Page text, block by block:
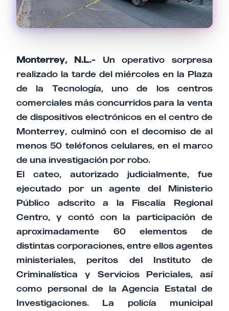
Monterrey, N.L.-Un operativo sorpresa
realizado la tarde del miércoles en la Plaza
de la Tecnología, uno de los centros
comerciales más concurridos para la venta
de dispositivos electrónicos en el centro de
Monterrey, culminó con el decomiso de al
menos 50 teléfonos celulares, en el marco
de una investigación por robo.
El cateo, autorizado judicialmente, fue
ejecutado por un agente del Ministerio
Público adscrito a la Fiscalía Regional
Centro, y contó con la participación de
aproximadamente 60 elementos de
distintas corporaciones, entre ellos agentes
ministeriales, peritos del Instituto de
Criminalística y Servicios Periciales, así
como personal de la Agencia Estatal de
Investigaciones. La policía municipal